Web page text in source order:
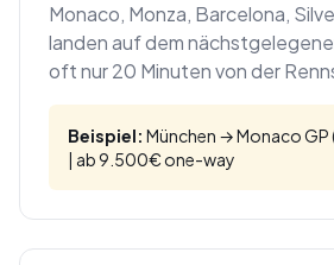
Monaco, Monza, Barcelona,
landen auf dem
oft nur 20 Minuten von der
Beispiel: München → Monaco GP
| ab 9.500€ one-way